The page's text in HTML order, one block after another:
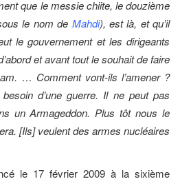
que le messie chiite, le douzième
le nom de Mahdi), est là, et qu’il
le gouvernement et les dirigeants
et avant tout le souhait de faire
… Comment vont-ils l’amener ?
d’une guerre. Il ne peut pas
un Armageddon. Plus tôt nous le
[Ils] veulent des armes nucléaires
le 17 février 2009 à la sixième